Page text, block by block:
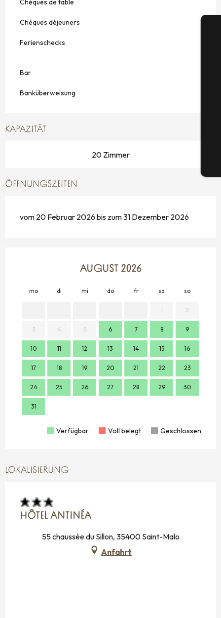
Chèques de table
Chèques déjeuners
Ferienschecks
Bar
Banküberweisung
KAPAZITÄT
20 Zimmer
ÖFFNUNGSZEITEN
vom 20 Februar 2026 bis zum 31 Dezember 2026
AUGUST 2026
mo di mi do fr sa so
1 2
3 4 5 6 7 8 9
10 11 12 13 14 15 16
17 18 19 20 21 22 23
24 25 26 27 28 29 30
31
Verfügbar Voll belegt Geschlossen
LOKALISIERUNG
HÔTEL ANTINÉA
55 chaussée du Sillon, 35400 Saint-Malo
Anfahrt